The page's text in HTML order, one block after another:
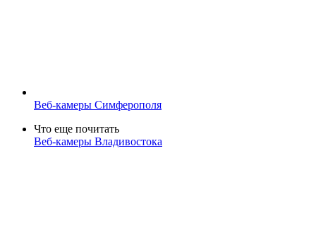
Веб-камеры Симферополя
Что еще почитать
Веб-камеры Владивостока